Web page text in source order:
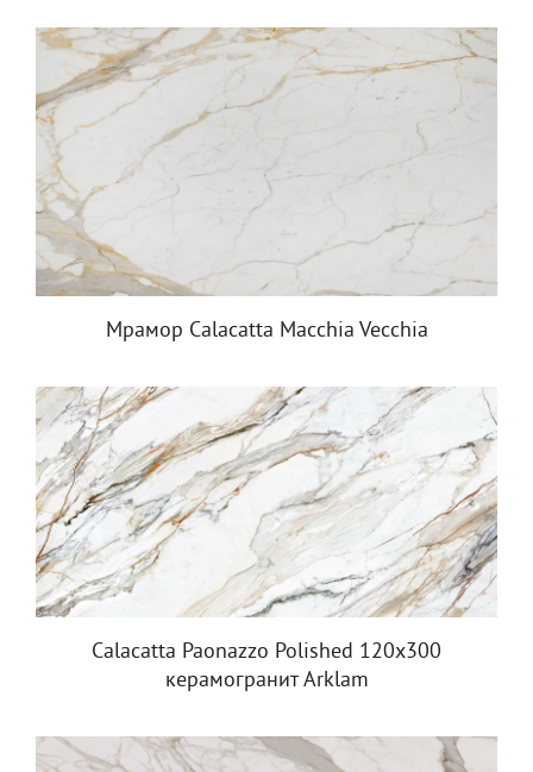
Мрамор Calacatta Macchia Vecchia
Calacatta Paonazzo Polished 120x300
керамогранит Arklam